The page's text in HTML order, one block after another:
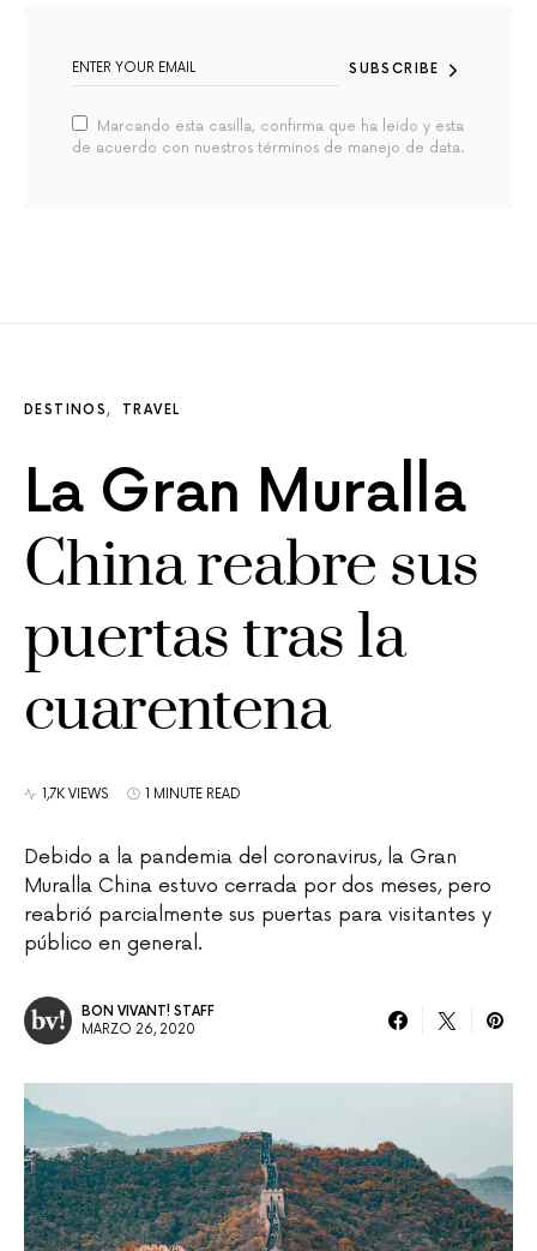
SUBSCRIBE
Marcando esta casilla, confirma que ha leido y esta
de acuerdo con nuestros términos de manejo de data.
DESTINOS TRAVEL
La Gran Muralla
China reabre sus
puertas tras la
cuarentena
1,7K VIEWS 1 MINUTE READ
Debido a la pandemia del coronavirus, la Gran
Muralla China estuvo cerrada por dos meses, pero
reabrió parcialmente sus puertas para visitantes y
público en general.
BON VIVANT! STAFF
MARZO 26, 2020